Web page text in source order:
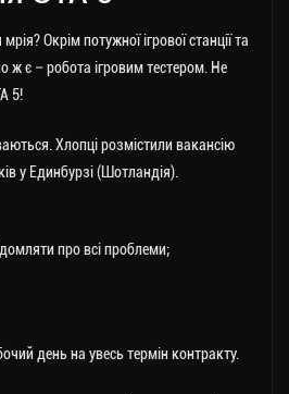
Окрім потужної ігрової станції та
ж є – робота ігровим тестером. Не
5!
Хлопці розмістили вакансію
у Единбурзі (Шотландія).
про всі проблеми;
день на увесь термін контракту.